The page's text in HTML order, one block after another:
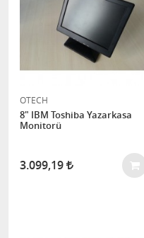
OTECH
8" IBM Toshiba Yazarkasa
Monitorü
3.099,19